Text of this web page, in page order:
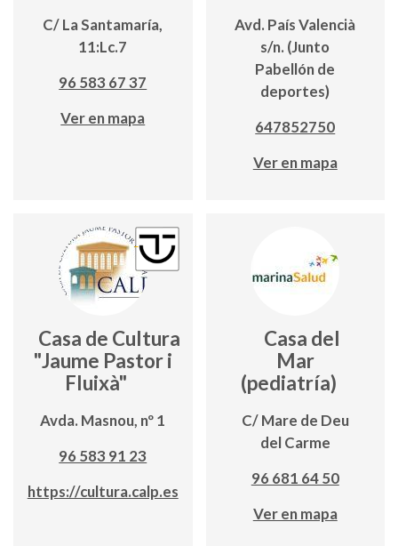
C/ La Santamaría,
11:Lc.7
96 583 67 37
Ver en mapa
Avd. País Valencià
s/n. (Junto
Pabellón de
deportes)
647852750
Ver en mapa
Casa de Cultura
"Jaume Pastor i
Fluixà"
Avda. Masnou, nº 1
96 583 91 23
https://cultura.calp.es
Casa del
Mar
(pediatría)
C/ Mare de Deu
del Carme
96 681 64 50
Ver en mapa